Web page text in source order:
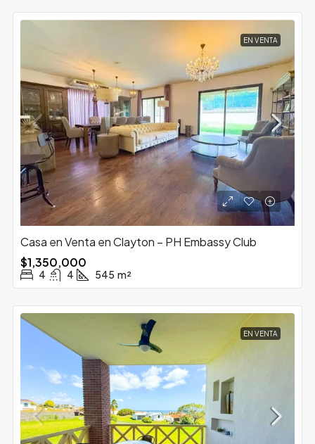
EN VENTA
Casa en Venta en Clayton – PH Embassy Club
$1,350,000
4 4 545 m²
EN VENTA